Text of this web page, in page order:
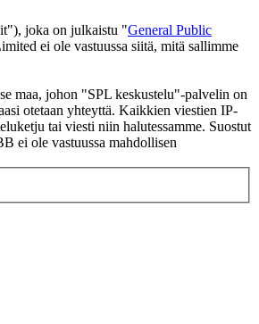
joka on julkaistu "General Public
ei ole vastuussa siitä, mitä sallimme
maa, johon "SPL keskustelu"-palvelin on
otetaan yhteyttä. Kaikkien viestien IP-
tai viesti niin halutessamme. Suostut
ei ole vastuussa mahdollisen